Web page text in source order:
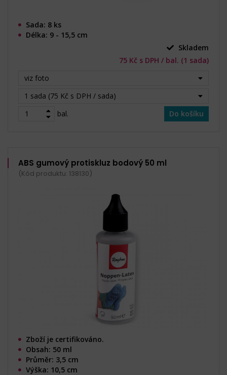
Sada: 8 ks
Délka: 9 - 15,5 cm
Skladem
75 Kč s DPH / bal. (1 sada)
viz foto
1 sada (75 Kč s DPH / sada)
bal.
Do košíku
ABS gumový protiskluz bodový 50 ml
(Kód produktu: 138130)
Zboží je certifikováno.
Obsah: 50 ml
Průměr: 3,5 cm
Výška: 10,5 cm